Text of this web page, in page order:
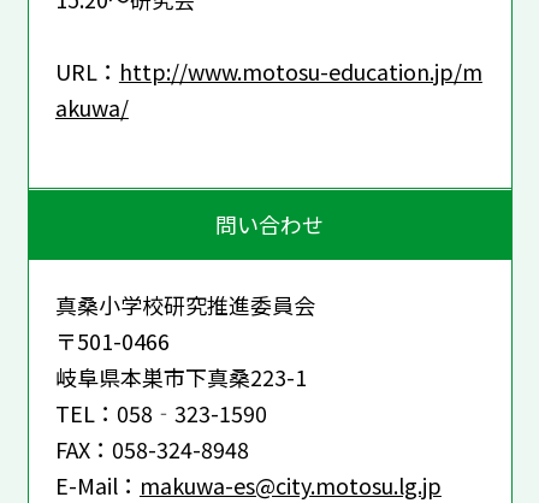
URL： http://www.motosu-education.jp/m
akuwa/
問い合わせ
真桑小学校研究推進委員会
〒501-0466
岐阜県本巣市下真桑223-1
TEL：058‐323-1590
FAX：058-324-8948
E-Mail： makuwa-es@city.motosu.lg.jp